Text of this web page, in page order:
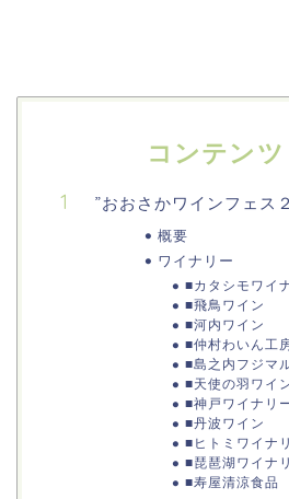
コンテンツ
”おおさかワインフェス
概要
ワイナリー
■カタシモワイ
■飛鳥ワイン
■河内ワイン
■仲村わいん工
■島之内フジマ
■天使の羽ワイ
■神戸ワイナリ
■丹波ワイン
■ヒトミワイナ
■琵琶湖ワイナ
■寿屋清涼食品